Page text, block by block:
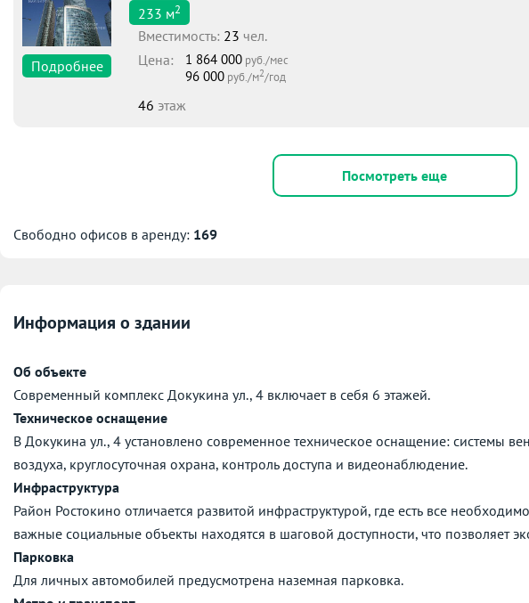
Подробнее
233 м2
Вместимоcть: 23 чел.
Цена:
1 864 000 руб./мес
96 000 руб./м2/год
46 этаж
Посмотреть еще
Свободно офисов в аренду: 169
Информация о здании
Об объекте
Современный комплекс Докукина ул., 4 включает в себя 6 этажей.
Техническое оснащение
В Докукина ул., 4 установлено современное техническое оснащение: системы
воздуха, круглосуточная охрана, контроль доступа и видеонаблюдение.
Инфраструктура
Район Ростокино отличается развитой инфраструктурой, где есть все
важные социальные объекты находятся в шаговой доступности, что позволяет
Парковка
Для личных автомобилей предусмотрена наземная парковка.